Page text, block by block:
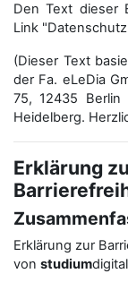
Den Text dieser
Link
(Dieser Text
der Fa. eLeDia
75, 12435
Heidelberg.
Erklärung
Erklärung zur
von studium